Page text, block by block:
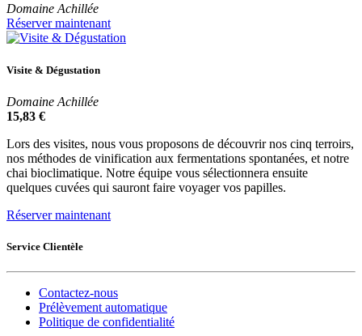
Domaine Achillée
Réserver maintenant
Visite & Dégustation
Domaine Achillée
15,83 €
Lors des visites, nous vous proposons de découvrir nos cinq terroirs,
nos méthodes de vinification aux fermentations spontanées, et notre
chai bioclimatique. Notre équipe vous sélectionnera ensuite
quelques cuvées qui sauront faire voyager vos papilles.
Réserver maintenant
Service Clientèle
Contactez-nous
Prélèvement automatique
Politique de confidentialité